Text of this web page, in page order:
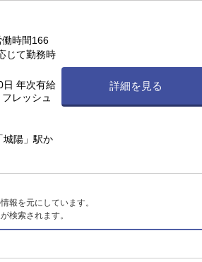
働時間166
じて勤務時
年次有給
レッシュ
城陽」駅か
詳細を見る
報を元にしています。
検索されます。